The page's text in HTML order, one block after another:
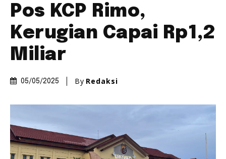
Pos KCP Rimo,
Kerugian Capai Rp1,2
Miliar
05/05/2025 By Redaksi